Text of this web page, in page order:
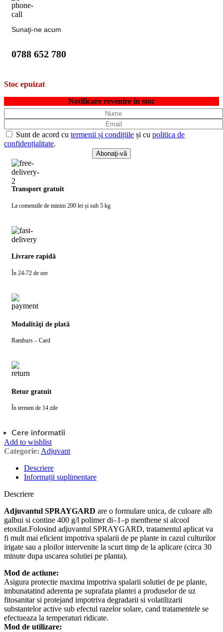
Sunaţi-ne acum
0788 652 780
Stoc epuizat
Notificare revenire în stoc
Sunt de acord cu termenii și condițiile și cu politica de
confidențialitate.
Transport gratuit
La comenzile de minim 200 lei și sub 5 kg
Livrare rapidă
În 24-72 de ore
Modalităţi de plată
Ramburs – Card
Retur gratuit
În termen de 14 zile
Cere informatii
Add to wishlist
Categorie: Adjuvant
Descriere
Informații suplimentare
Descriere
Adjuvantul SPRAYGARD are o formulare unica, de culoare alb
galbui si contine 400 g/l polimer di–1–p menthene si alcool
etoxilat.Folosind adjuvantul SPRAYGARD, tratamentul aplicat va
fi mult mai eficient impotriva spalarii de pe plante in cazul culturilor
irigate sau a ploilor intervenite la scurt timp de la aplicare (circa 30
minute dupa uscarea solutiei pe planta).
Mod de actiune:
Asigura protectie maxima impotriva spalarii solutiei de pe plante,
imbunatatind aderenta pe suprafata plantei a produselor de uz
fitosanitar si protejand impotriva degradarii si volatilizarii
substantelor active sub efectul razelor solare, cand tratamentele se
efectueaza la temperaturi ridicate.
Mod de utilizare: